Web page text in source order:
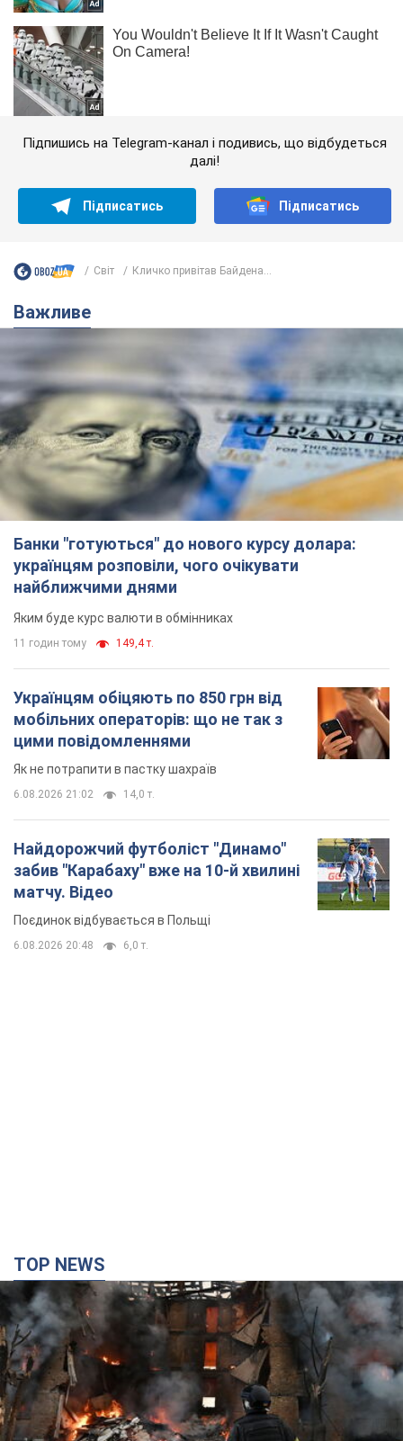
Підпишись на Telegram-канал і подивись, що відбудеться
далі!
Підписатись Підписатись
Світ Кличко привітав Байдена...
Важливе
Банки "готуються" до нового курсу долара:
українцям розповіли, чого очікувати
найближчими днями
Яким буде курс валюти в обмінниках
11 годин тому 149,4 т.
Українцям обіцяють по 850 грн від
мобільних операторів: що не так з
цими повідомленнями
Як не потрапити в пастку шахраїв
6.08.2026 21:02 14,0 т.
Найдорожчий футболіст "Динамо"
забив "Карабаху" вже на 10-й хвилині
матчу. Відео
Поєдинок відбувається в Польщі
6.08.2026 20:48 6,0 т.
TOP NEWS